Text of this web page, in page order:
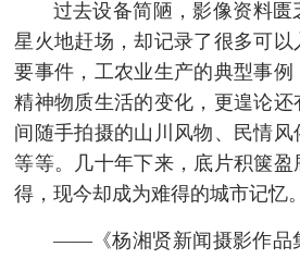
过去设备简陋，影像资料
星火地赶场，却记录了很多可
要事件，工农业生产的典型事例
精神物质生活的变化，更遑论
间随手拍摄的山川风物、民情风
等等。几十年下来，底片积箧
得，现今却成为难得的城市记忆。
——《杨湘贤新闻摄影作品